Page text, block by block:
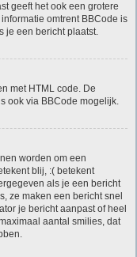
geeft het ook een grotere
omtrent BBCode is
je een bericht plaatst.
met HTML code. De
ook via BBCode mogelijk.
worden om een
blij, :( betekent
als je een bericht
ze maken een bericht snel
je bericht aanpast of heel
aantal smilies, dat